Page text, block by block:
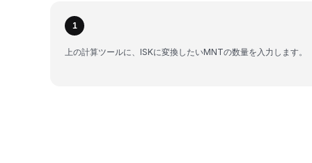
1
上の計算ツールに、ISKに変換したいMNTの数量を入力します。